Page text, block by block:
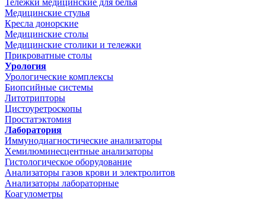
Тележки медицинские для белья
Медицинские стулья
Кресла донорские
Медицинские столы
Медицинские столики и тележки
Прикроватные столы
Урология
Урологические комплексы
Биопсийные системы
Литотрипторы
Цистоуретроскопы
Простатэктомия
Лаборатория
Иммунодиагностические анализаторы
Хемилюминесцентные анализаторы
Гистологическое оборудование
Анализаторы газов крови и электролитов
Анализаторы лабораторные
Коагулометры